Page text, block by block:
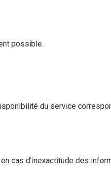
possible.
du service
cas d’inexactitude des